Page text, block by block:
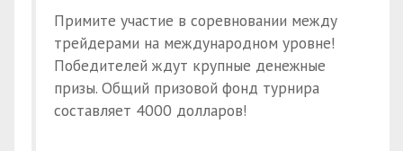
Примите участие в соревновании между
трейдерами на международном уровне!
Победителей ждут крупные денежные
призы. Общий призовой фонд турнира
составляет 4000 долларов!